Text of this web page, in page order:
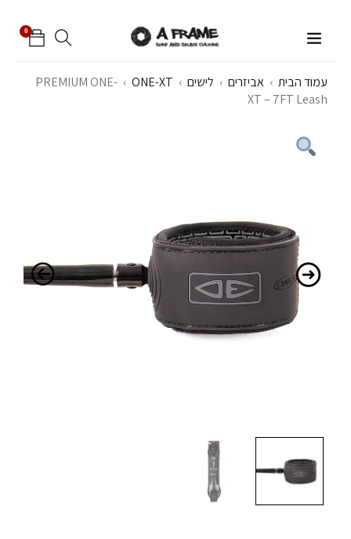
0
עמוד הבית › אביזרים › לישים ›
ONE-XT
›
PREMIUM ONE-
XT – 7FT Leash